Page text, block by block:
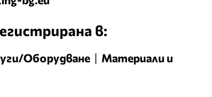
в:
Оборудване | Материали и